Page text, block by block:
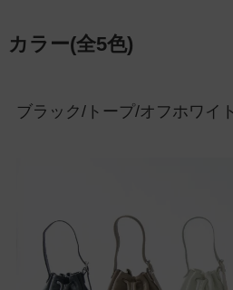
カラー(全5色)
ブラック/トープ/オフホワイ